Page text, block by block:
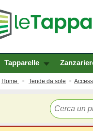
Tapparelle
Home Tende da sole